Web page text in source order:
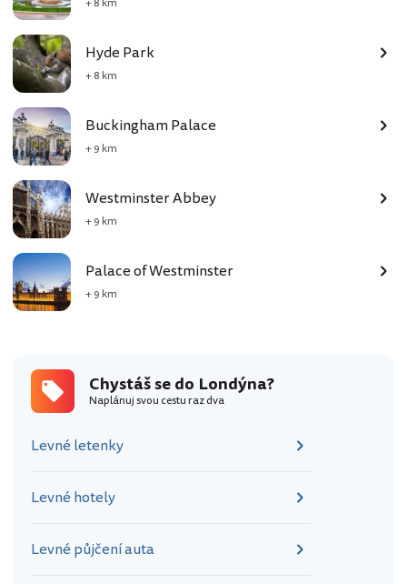
Hyde Park
+ 8 km
Buckingham Palace
+ 9 km
Westminster Abbey
+ 9 km
Palace of Westminster
+ 9 km
Chystáš se do Londýna?
Naplánuj svou cestu raz dva
Levné letenky
Levné hotely
Levné půjčení auta